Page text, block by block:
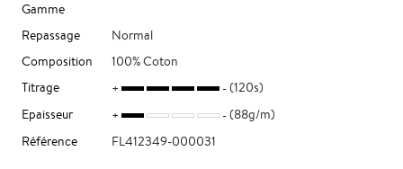
Gamme
Repassage
Normal
Composition
100% Coton
Titrage
(120s)
Epaisseur
(88g/m)
Référence
FL412349-000031